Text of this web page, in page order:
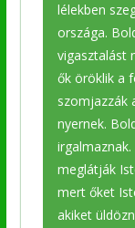
lélekben
országa.
vigasztalást
ők öröklik a
szomjazzák
nyernek.
meglátják
mert őket
akiket